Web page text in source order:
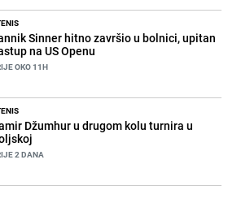
Sinner hitno završio u bolnici, upitan
na US Openu
OKO 11H
Džumhur u drugom kolu turnira u
2 DANA